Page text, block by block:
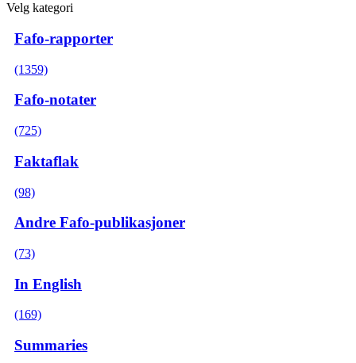
Velg kategori
Fafo-rapporter
(1359)
Fafo-notater
(725)
Faktaflak
(98)
Andre Fafo-publikasjoner
(73)
In English
(169)
Summaries